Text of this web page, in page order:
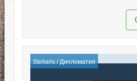
Stellaris/ Дипломатия